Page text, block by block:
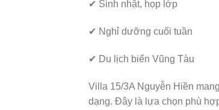
✔ Sinh nhật, họp lớp
✔ Nghỉ dưỡng cuối tuần
✔ Du lịch biển Vũng Tàu
Villa 15/3A Nguyễn Hiền
dạng. Đây là lựa chọn phù